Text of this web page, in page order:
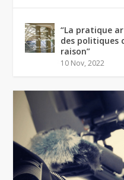
“La pratique
des politiques
raison”
10 Nov, 2022